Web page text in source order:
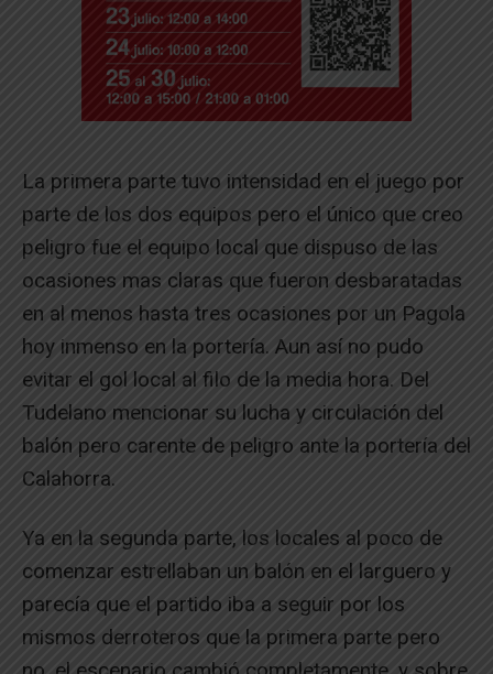
La primera parte tuvo intensidad en el juego por
parte de los dos equipos pero el único que creo
peligro fue el equipo local que dispuso de las
ocasiones mas claras que fueron desbaratadas
en al menos hasta tres ocasiones por un Pagola
hoy inmenso en la portería. Aun así no pudo
evitar el gol local al filo de la media hora. Del
Tudelano mencionar su lucha y circulación del
balón pero carente de peligro ante la portería del
Calahorra.
Ya en la segunda parte, los locales al poco de
comenzar estrellaban un balón en el larguero y
parecía que el partido iba a seguir por los
mismos derroteros que la primera parte pero